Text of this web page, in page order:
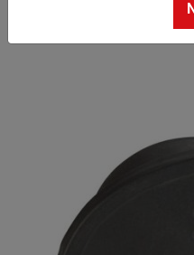
gerinc kezdő- és lezáró